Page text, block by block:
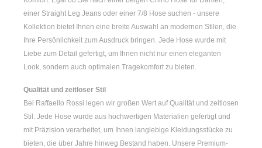
einer Straight Leg Jeans oder einer 7/8 Hose suchen - unsere
Kollektion bietet Ihnen eine breite Auswahl an modernen Stilen, die
Ihre Persönlichkeit zum Ausdruck bringen. Jede Hose wurde mit
Liebe zum Detail gefertigt, um Ihnen nicht nur einen eleganten
Look, sondern auch optimalen Tragekomfort zu bieten.
Qualität und zeitloser Stil
Bei Raffaello Rossi legen wir großen Wert auf Qualität und zeitlosen
Stil. Jede Hose wurde aus hochwertigen Materialien gefertigt und
mit Präzision verarbeitet, um Ihnen langlebige Kleidungsstücke zu
bieten, die über Jahre hinweg Bestand haben. Unsere Premium-